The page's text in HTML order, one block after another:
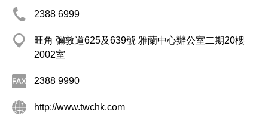
2388 6999
旺角 彌敦道625及639號 雅蘭中心辦公室二期20樓
2002室
2388 9990
http://www.twchk.com